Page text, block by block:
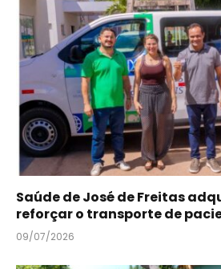
Saúde de José de Freitas
reforçar o transporte de
09/07/2026